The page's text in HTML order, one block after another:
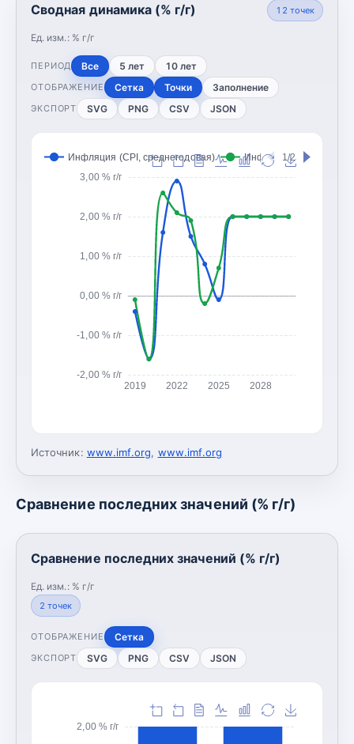
Сводная динамика (% г/г)
Ед. изм.: % г/г
12 точек
ПЕРИОД Все 5 лет 10 лет
ОТОБРАЖЕНИЕ Сетка Точки Заполнение
ЭКСПОРТ SVG PNG CSV JSON
-2,00 % г/г
-1,00 % г/г
0,00 % г/г
1,00 % г/г
2,00 % г/г
3,00 % г/г
2019 2022 2025 2028
Инфляция (CPI, среднегодовая) Инфляция (CPI, конец
1/2
Источник: www.imf.org, www.imf.org
Сравнение последних значений (% г/г)
Сравнение последних значений (% г/г)
Ед. изм.: % г/г
2 точек
ОТОБРАЖЕНИЕ Сетка
ЭКСПОРТ SVG PNG CSV JSON
2,00 % г/г